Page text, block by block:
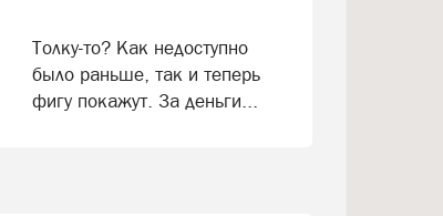
Толку-то? Как недоступно
было раньше, так и теперь
фигу покажут. За деньги...